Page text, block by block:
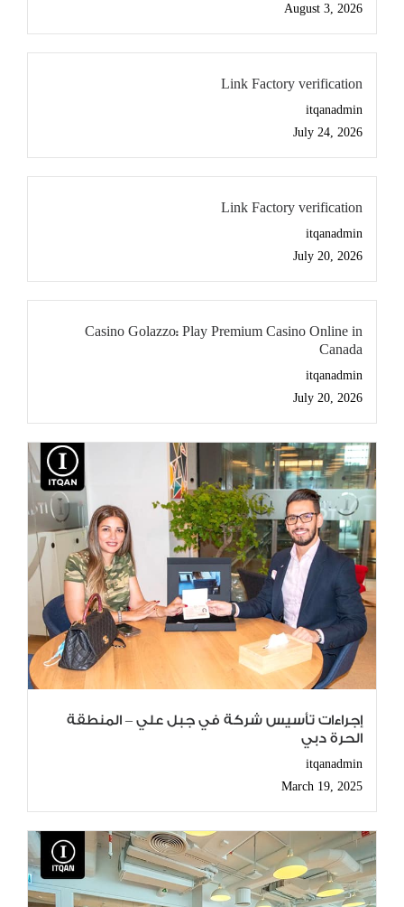
August 3, 2026
Link Factory verification
itqanadmin
July 24, 2026
Link Factory verification
itqanadmin
July 20, 2026
Casino Golazzo: Play Premium Casino Online in
Canada
itqanadmin
July 20, 2026
إجراءات تأسيس شركة في جبل علي – المنطقة
الحرة دبي
itqanadmin
March 19, 2025